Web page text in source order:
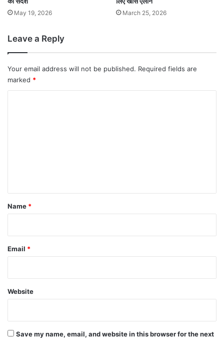
May 19, 2026 March 25, 2026
Leave a Reply
Your email address will not be published. Required fields are
marked *
*
Name *
Email *
Website
Save my name, email, and website in this browser for the next